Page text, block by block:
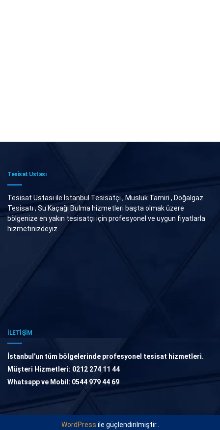
Tesisat Ustası
Tesisat Ustası ile İstanbul Tesisatçı , Musluk Tamiri , Doğalgaz
Tesisatı , Su Kaçağı Bulma hizmetleri başta olmak üzere
bölgenize en yakın tesisatçı için profesyonel ve uygun fiyatlarla
hizmetinizdeyiz.
İLETİŞİM
İstanbul'un tüm bölgelerinde profesyonel tesisat hizmetleri.
Müşteri Hizmetleri: 0212 274 11 44
Whatsapp ve Mobil: 0544 979 44 69
WordPress ile güçlendirilmiştir..